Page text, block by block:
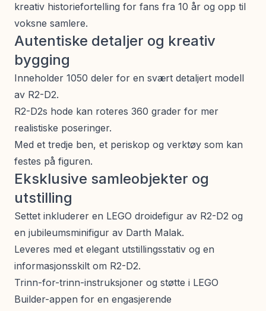
kreativ historiefortelling for fans fra 10 år og opp til
voksne samlere.
Autentiske detaljer og kreativ
bygging
Inneholder 1050 deler for en svært detaljert modell
av R2-D2.
R2-D2s hode kan roteres 360 grader for mer
realistiske poseringer.
Med et tredje ben, et periskop og verktøy som kan
festes på figuren.
Eksklusive samleobjekter og
utstilling
Settet inkluderer en LEGO droidefigur av R2-D2 og
en jubileumsminifigur av Darth Malak.
Leveres med et elegant utstillingsstativ og en
informasjonsskilt om R2-D2.
Trinn-for-trinn-instruksjoner og støtte i LEGO
Builder-appen for en engasjerende